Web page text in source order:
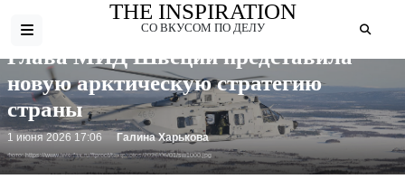
THE INSPIRATION
СО ВКУСОМ ПО ДЕЛУ
Фото: https://www.interfax.ru/ftproot/textphotos/2026/06/01/sw1000.jpg
Глава МИД Швеции представила
новую арктическую стратегию
страны
1 июня 2026 17:06 Галина Харькова